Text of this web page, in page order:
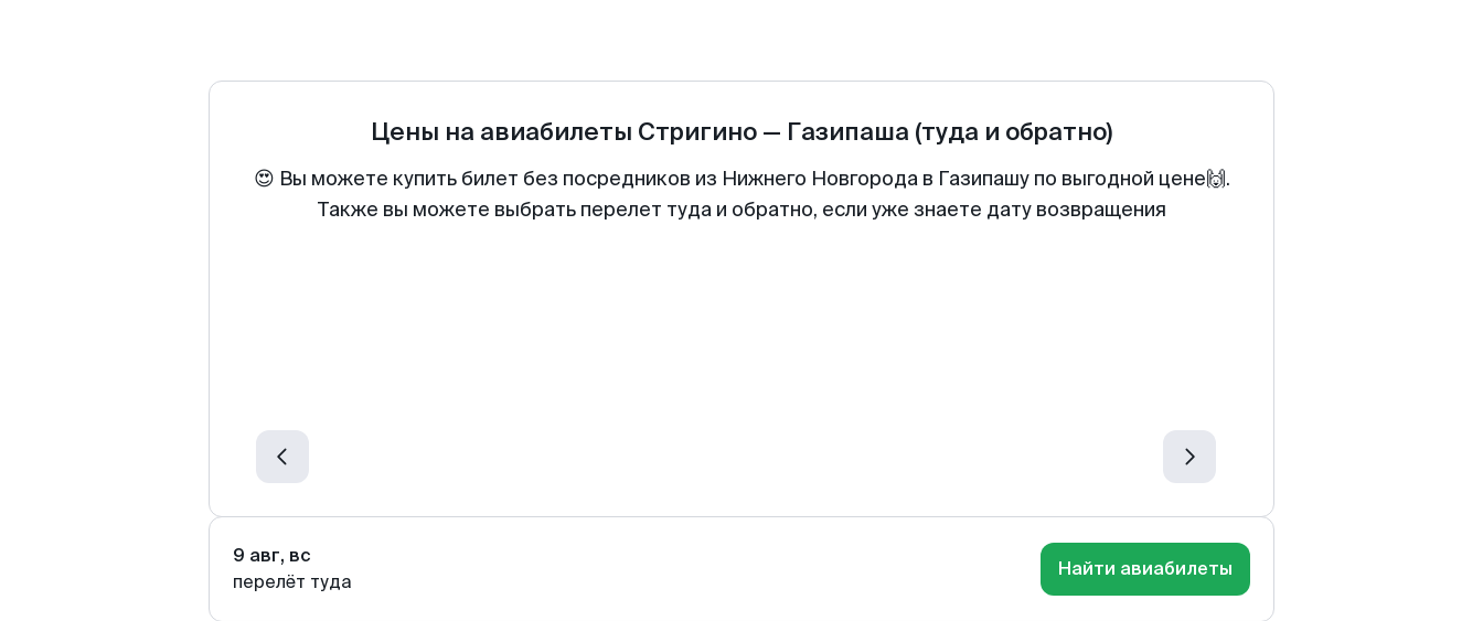
Цены на авиабилеты Стригино — Газипаша (туда и обратно)
😍 Вы можете купить билет без посредников из Нижнего Новгорода в Газипашу по выгодной цене🙌.
Также вы можете выбрать перелет туда и обратно, если уже знаете дату возвращения
9 авг, вс
перелёт туда
Найти авиабилеты